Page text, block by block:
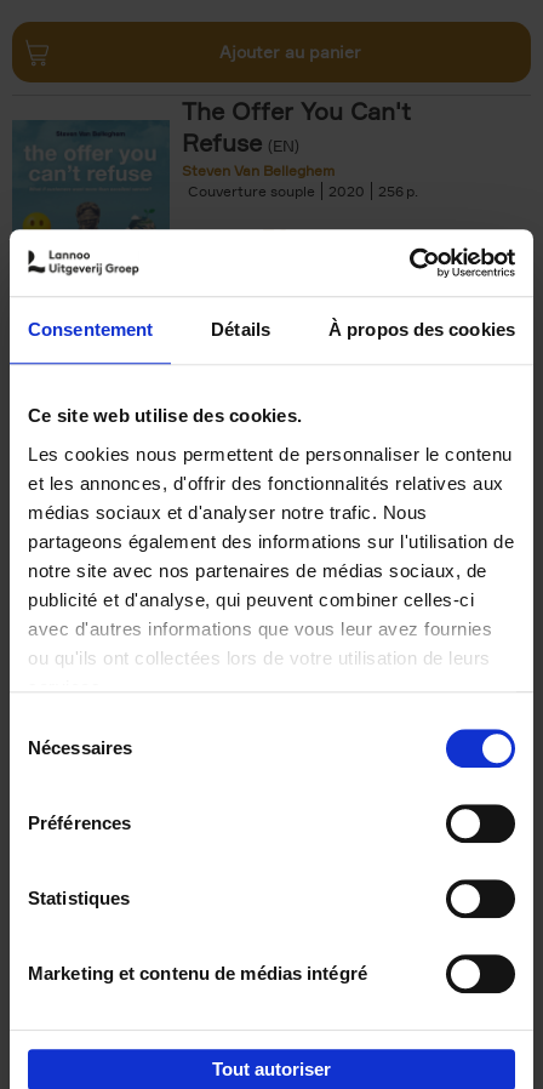
Consentement Détails À propos des cookies
Ce site web utilise des cookies.
Les cookies nous permettent de personnaliser le contenu
et les annonces, d'offrir des fonctionnalités relatives aux
médias sociaux et d'analyser notre trafic. Nous
partageons également des informations sur l'utilisation de
notre site avec nos partenaires de médias sociaux, de
publicité et d'analyse, qui peuvent combiner celles-ci
avec d'autres informations que vous leur avez fournies
ou qu'ils ont collectées lors de votre utilisation de leurs
Nécessaires
Préférences
Statistiques
Marketing et contenu de médias intégré
Tout autoriser
Ajouter au panier
The Offer You Can't
Refuse (EN)
Steven Van Belleghem
Couverture souple
2020 256
€37,50
Building Bonds = Building
Business
Jochen Roef Jozefien De Feyter
Carolien Boom
Couverture souple
2025 200
€29,99
Digital marketing like a PRO -
completely revised edition (EN)